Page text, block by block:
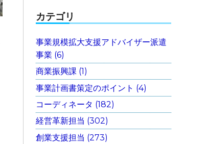
カテゴリ
事業規模拡大支援アドバイザー派遣
事業 (6)
商業振興課 (1)
事業計画書策定のポイント (4)
コーディネータ (182)
経営革新担当 (302)
創業支援担当 (273)